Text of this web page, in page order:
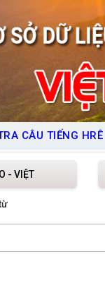
CÂU TIẾNG HRÊ
- VIỆT